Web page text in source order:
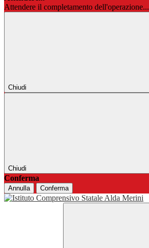
Attendere il completamento dell'operazione...
Chiudi
Chiudi
Conferma
Annulla Conferma